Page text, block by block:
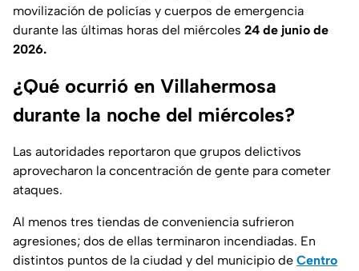
movilización de policías y cuerpos de emergencia
durante las últimas horas del miércoles 24 de junio de
2026.
¿Qué ocurrió en Villahermosa
durante la noche del miércoles?
Las autoridades reportaron que grupos delictivos
aprovecharon la concentración de gente para cometer
ataques.
Al menos tres tiendas de conveniencia sufrieron
agresiones; dos de ellas terminaron incendiadas. En
distintos puntos de la ciudad y del municipio de Centro